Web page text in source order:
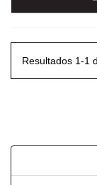
Resultados 1-1